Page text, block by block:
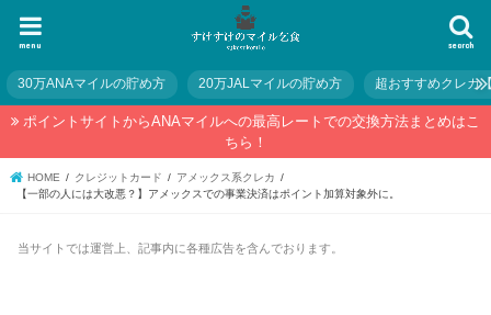
search
menu
30万ANAマイルの貯め方 20万JALマイルの貯め方 超おすすめクレカ
ポイントサイトからANAマイルへの最高レートでの交換方法まとめはこ
ちら！
HOME クレジットカード
アメックス系クレカ
【一部の人には大改悪？】アメックスでの事業決済はポイント加算対象外に。
当サイトでは運営上、記事内に各種広告を含んでおります。